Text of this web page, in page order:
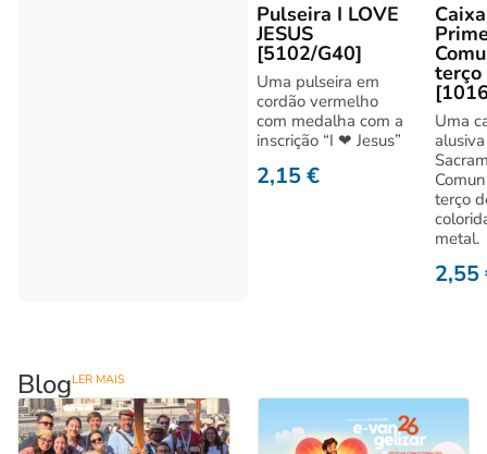
Pulseira I LOVE
JESUS
[5102/G40]
Uma pulseira em
cordão vermelho
com medalha com a
inscrição “I ❤ Jesus”
2,15€
terço
Uma
terço
metal.
2,55
BlogLER MAIS